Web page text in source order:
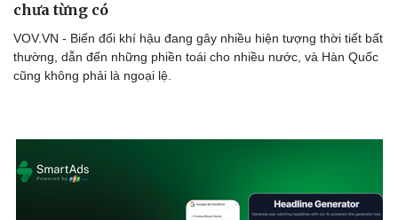
chưa từng có
VOV.VN - Biến đổi khí hậu đang gây nhiều hiện tượng thời tiết bất
thường, dẫn đến những phiền toái cho nhiều nước, và Hàn Quốc
cũng không phải là ngoại lệ.